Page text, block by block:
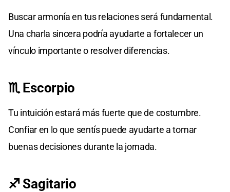
Buscar armonía en tus relaciones será fundamental.
Una charla sincera podría ayudarte a fortalecer un
vínculo importante o resolver diferencias.
♏ Escorpio
Tu intuición estará más fuerte que de costumbre.
Confiar en lo que sentís puede ayudarte a tomar
buenas decisiones durante la jornada.
♐ Sagitario